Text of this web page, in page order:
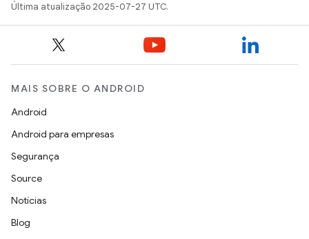
Última atualização 2025-07-27 UTC.
MAIS SOBRE O ANDROID
Android
Android para empresas
Segurança
Source
Notícias
Blog